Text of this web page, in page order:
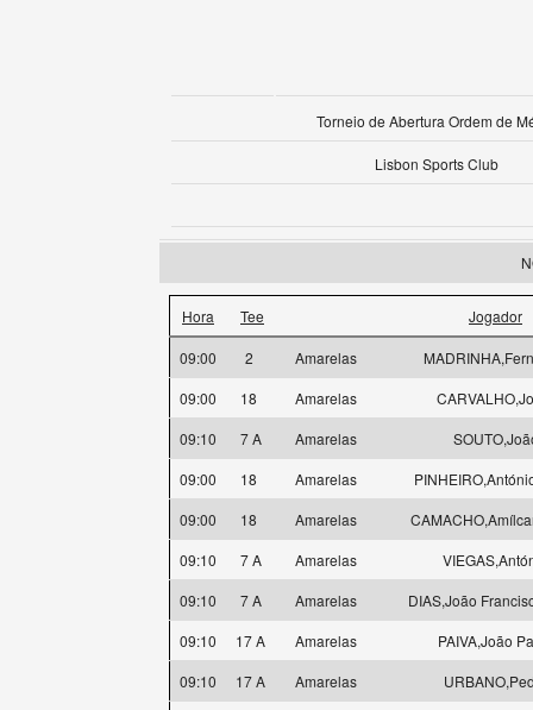
Torneio de Abertura Ordem de
Lisbon Sports Club
Hora Tee Jogador
09:00 2 Amarelas
09:00
18 Amarelas
09:10
7 A Amarelas
09:00
18 Amarelas
09:00
18 Amarelas
09:10
7 A Amarelas
09:10
7 A Amarelas
DIAS,João
09:10
17 A Amarelas
PAIVA,João
09:10
17 A Amarelas